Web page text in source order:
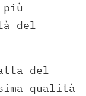
del
del
qualità